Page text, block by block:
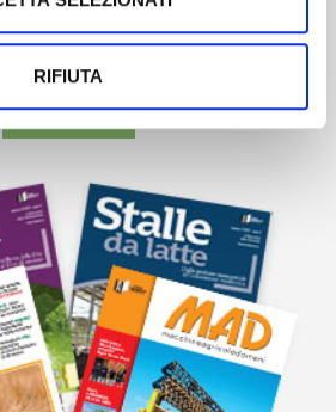
RIFIUTA
di alta qualità. Tagliato sulle tue
ISCRIVITI